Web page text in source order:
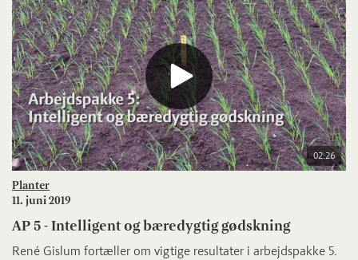
02:26
Planter
11. juni 2019
AP 5 - Intelligent og bæredygtig gødskning
René Gislum fortæller om vigtige resultater i arbejdspakke 5.